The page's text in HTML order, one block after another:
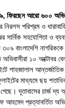
ফিরছেন আরো ৬০০
নিরলস পরিশ্রম ও
সার্বিক সহযোগিতা ও
বাংলাদেশি
অভিবাসীরা ১০ অক্টোবর
শাহজালাল আন্তর্জাতিক
মাধ্যমে ছয়
দূতাবাসের চার্জ দ্য
প্রত্যাবর্তিত